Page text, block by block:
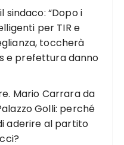
sindaco: “Dopo i
per TIR e
toccherà
e prefettura danno
Mario Carrara da
Golli: perché
aderire al partito